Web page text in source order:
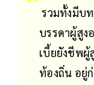
รวมทั้งมีบ
บรรดาผู้สูง
เบี้ยยังชีพผู้
ท้องถิ่น อยู่